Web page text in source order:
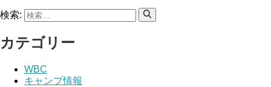
検索:
カテゴリー
WBC
キャンプ情報